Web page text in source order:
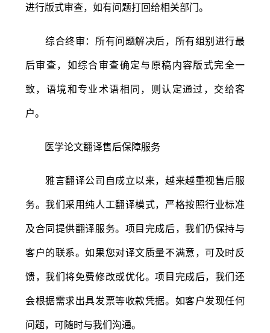
进行版式审查，如有问题打回给相关部门。
综合终审：所有问题解决后，所有组别进行最
后审查，如综合审查确定与原稿内容版式完全一
致，语境和专业术语相同，则认定通过，交给客
户。
医学论文翻译售后保障服务
雅言翻译公司自成立以来，越来越重视售后服
务。我们采用纯人工翻译模式，严格按照行业标准
及合同提供翻译服务。项目完成后，我们仍保持与
客户的联系。如果您对译文质量不满意，可及时反
馈，我们将免费修改或优化。项目完成后，我们还
会根据需求出具发票等收款凭据。如客户发现任何
问题，可随时与我们沟通。